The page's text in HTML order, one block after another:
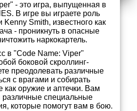
- это игра, выпущенная в
В игре вы играете роль
Kenny Smith, известного как
- проникнуть в опасные
наркокартель.
в "Code Name: Viper"
боковой скроллинг-
преодолевать различные
с врагами и собирать
как оружие и аптечки. Вам
различные специальные
которые помогут вам в бою.